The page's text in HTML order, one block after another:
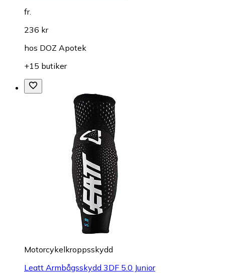
fr.
236 kr
hos DOZ Apotek
+15 butiker
Motorcykelkroppsskydd
Leatt Armbågsskydd 3DF 5.0 Junior